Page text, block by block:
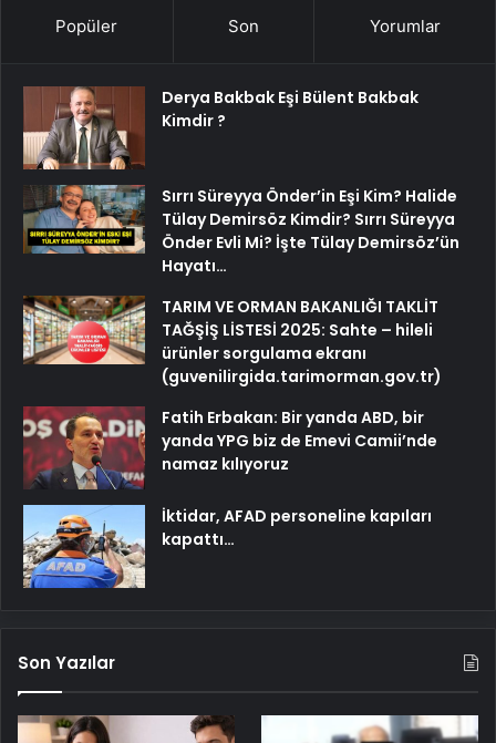
Popüler Son Yorumlar
Derya Bakbak Eşi Bülent Bakbak
Kimdir ?
Sırrı Süreyya Önder’in Eşi Kim? Halide
Tülay Demirsöz Kimdir? Sırrı Süreyya
Önder Evli Mi? İşte Tülay Demirsöz’ün
Hayatı…
TARIM VE ORMAN BAKANLIĞI TAKLİT
TAĞŞİŞ LİSTESİ 2025: Sahte – hileli
ürünler sorgulama ekranı
(guvenilirgida.tarimorman.gov.tr)
Fatih Erbakan: Bir yanda ABD, bir
yanda YPG biz de Emevi Camii’nde
namaz kılıyoruz
İktidar, AFAD personeline kapıları
kapattı…
Son Yazılar